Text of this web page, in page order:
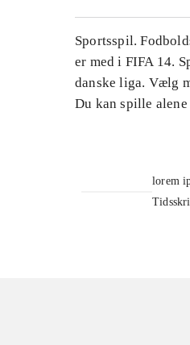
Sportsspil.
er med i FIFA 14.
danske liga. Vælg
Du kan spille
lorem